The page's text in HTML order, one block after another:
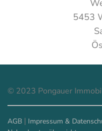
5453
© 2023 Pongauer
AGB | Impressum &